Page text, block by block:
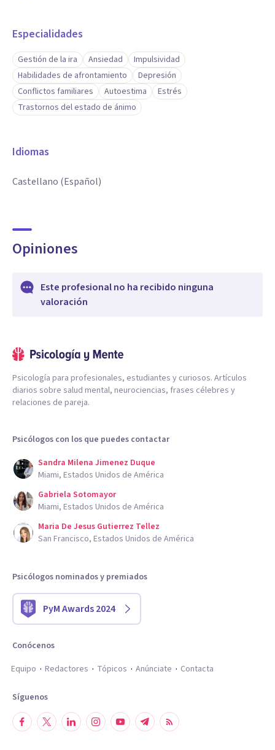
Especialidades
Gestión de la ira Ansiedad
Impulsividad
Habilidades de afrontamiento
Depresión
Conflictos familiares
Autoestima
Estrés
Trastornos del estado de ánimo
Idiomas
Castellano (Español)
Opiniones
Este profesional no ha recibido ninguna
valoración
Psicología para profesionales, estudiantes y curiosos. Artículos
diarios sobre salud mental, neurociencias, frases célebres y
relaciones de pareja.
Psicólogos con los que puedes contactar
Sandra Milena Jimenez Duque
Miami, Estados Unidos de América
Gabriela Sotomayor
Miami, Estados Unidos de América
Maria De Jesus Gutierrez Tellez
San Francisco, Estados Unidos de América
Psicólogos nominados y premiados
PyM Awards 2024
Conócenos
Equipo
Redactores Tópicos Anúnciate Contacta
Síguenos